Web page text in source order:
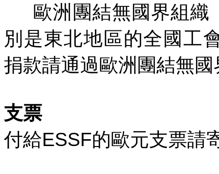
歐洲團結無國界組織
別是東北地區的全國工
捐款請通過歐洲團結無
支票
付給ESSF的歐元支票請